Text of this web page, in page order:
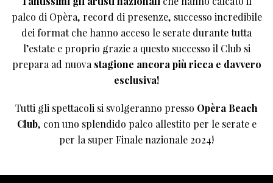
palco di Opèra, record di presenze, successo incredibile
dei format che hanno acceso le serate durante tutta
l’estate e proprio grazie a questo successo il Club si
prepara ad nuova stagione ancora più ricca e davvero
esclusiva!
Tutti gli spettacoli si svolgeranno presso Opèra Beach
Club, con uno splendido palco allestito per le serate e
per la super Finale nazionale 2024!